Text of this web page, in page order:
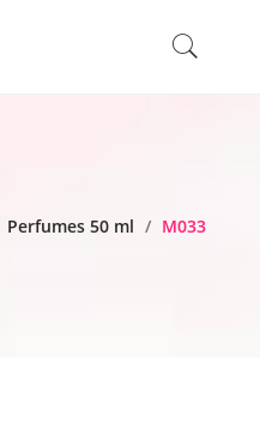
Perfumes 50 ml / M033